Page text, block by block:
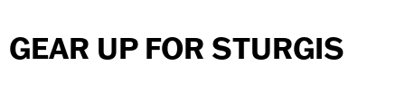
GEAR UP FOR STURGIS